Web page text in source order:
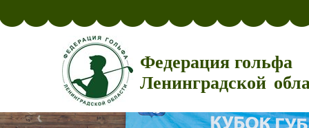
Федерация гольфа
Ленинградской